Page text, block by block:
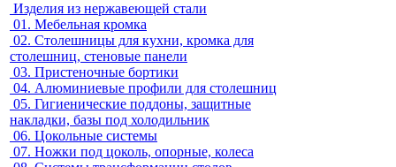
Изделия из нержавеющей стали
01. Мебельная кромка
02. Столешницы для кухни, кромка для
столешниц, стеновые панели
03. Пристеночные бортики
04. Алюминиевые профили для столешниц
05. Гигиенические поддоны, защитные
накладки, базы под холодильник
06. Цокольные системы
07. Ножки под цоколь, опорные, колеса